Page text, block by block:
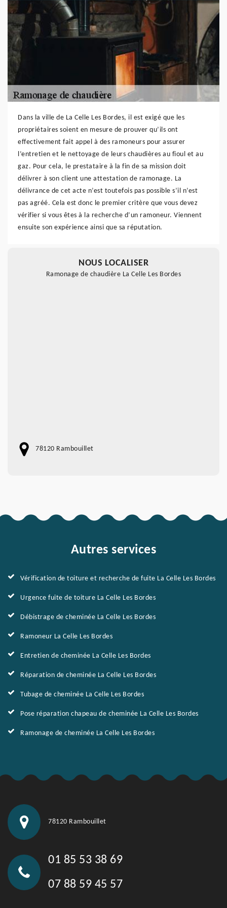
Dans la ville de La Celle Les Bordes, il est exigé que les
propriétaires soient en mesure de prouver qu’ils ont
effectivement fait appel à des ramoneurs pour assurer
l’entretien et le nettoyage de leurs chaudières au fioul et au
gaz. Pour cela, le prestataire à la fin de sa mission doit
délivrer à son client une attestation de ramonage. La
délivrance de cet acte n’est toutefois pas possible s’il n’est
pas agréé. Cela est donc le premier critère que vous devez
vérifier si vous êtes à la recherche d’un ramoneur. Viennent
ensuite son expérience ainsi que sa réputation.
NOUS LOCALISER
Ramonage de chaudière La Celle Les Bordes
78120 Rambouillet
Autres services
Vérification de toiture et recherche de fuite La Celle Les Bordes
Urgence fuite de toiture La Celle Les Bordes
Débistrage de cheminée La Celle Les Bordes
Ramoneur La Celle Les Bordes
Entretien de cheminée La Celle Les Bordes
Réparation de cheminée La Celle Les Bordes
Tubage de cheminée La Celle Les Bordes
Pose réparation chapeau de cheminée La Celle Les Bordes
Ramonage de cheminée La Celle Les Bordes
78120 Rambouillet
01 85 53 38 69
07 88 59 45 57